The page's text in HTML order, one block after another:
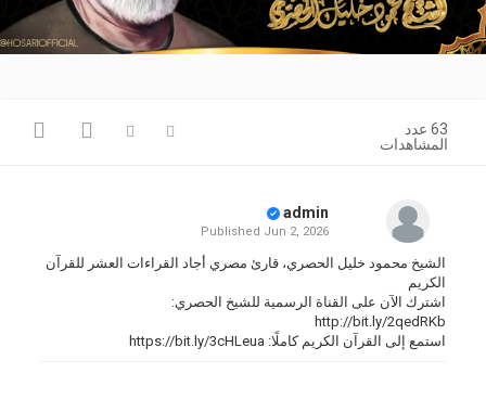
Video
63 عدد
المشاهدات
admin
Published Jun 2, 2026
الشيخ محمود خليل الحصري، قارئ مصري أجاد القراءات العشر للقرآن
الكريم
اشترك الآن على القناة الرسمية للشيخ الحصري:
http://bit.ly/2qedRKb
استمع إلى القرآن الكريم كاملًا: